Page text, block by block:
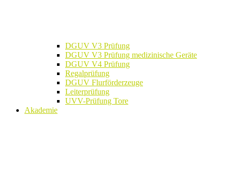
DGUV V3 Prüfung
DGUV V3 Prüfung medizinische Geräte
DGUV V4 Prüfung
Regalprüfung
DGUV Flurförderzeuge
Leiterprüfung
UVV-Prüfung Tore
Akademie